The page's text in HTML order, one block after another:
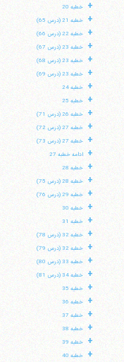
+ خطبه 20
+ خطبه 21 (درس 65)
+ خطبه 22 (درس 66)
+ خطبه 23 (درس 67)
+ خطبه 23 (درس 68)
+ خطبه 23 (درس 69)
+ خطبه 24
+ خطبه 25
+ خطبه 26 (درس 71)
+ خطبه 27 (درس 72)
+ خطبه 27 (درس 73)
+ ادامه خطبه 27
+ خطبه 28
+ خطبه 28 (درس 75)
+ خطبه 29 (درس 76)
+ خطبه 30
+ خطبه 31
+ خطبه 32 (درس 78)
+ خطبه 32 (درس 79)
+ خطبه 33 (درس 80)
+ خطبه 34 (درس 81)
+ خطبه 35
+ خطبه 36
+ خطبه 37
+ خطبه 38
+ خطبه 39
+ خطبه 40